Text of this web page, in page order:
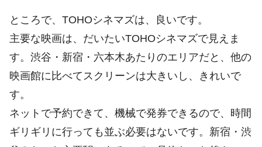
ところで、TOHOシネマズは、良いです。
主要な映画は、だいたいTOHOシネマズで見えま
す。渋谷・新宿・六本木あたりのエリアだと、他の
映画館に比べてスクリーンは大きいし、きれいで
す。
ネットで予約できて、機械で発券できるので、時間
ギリギリに行っても並ぶ必要はないです。新宿・渋